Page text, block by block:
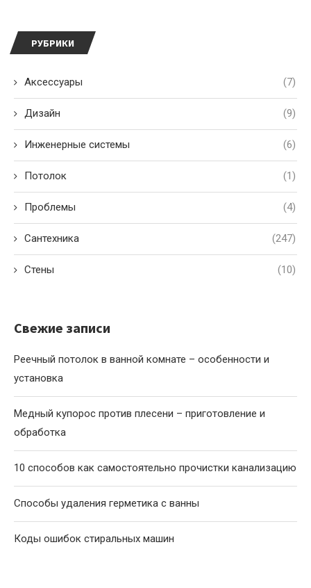
РУБРИКИ
Аксессуары (7)
Дизайн (9)
Инженерные системы (6)
Потолок (1)
Проблемы (4)
Сантехника (247)
Стены (10)
Свежие записи
Реечный потолок в ванной комнате – особенности и
установка
Медный купорос против плесени – приготовление и
обработка
10 способов как самостоятельно прочистки канализацию
Способы удаления герметика с ванны
Коды ошибок стиральных машин